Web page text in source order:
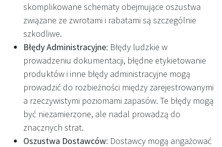
skomplikowane schematy obejmujące oszustwa
związane ze zwrotami i rabatami są szczególnie
szkodliwe.
Błędy Administracyjne: Błędy ludzkie w
prowadzeniu dokumentacji, błędne etykietowanie
produktów i inne błędy administracyjne mogą
prowadzić do rozbieżności między zarejestrowanymi
a rzeczywistymi poziomami zapasów. Te błędy mogą
być niezamierzone, ale nadal prowadzą do
znacznych strat.
Oszustwa Dostawców: Dostawcy mogą angażować